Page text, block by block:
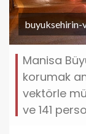
Manisa
korumak
vektörle
ve 141